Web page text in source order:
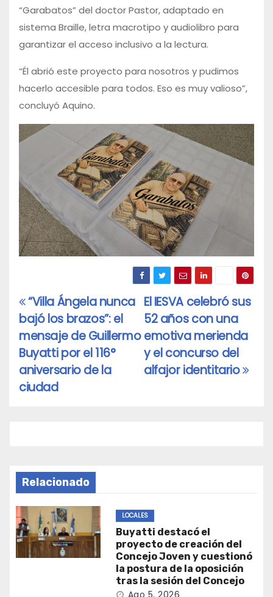
“Garabatos” del doctor Pastor, adaptado en
sistema Braille, letra macrotipo y audiolibro para
garantizar el acceso inclusivo a la lectura.
“Él abrió este proyecto para nosotros y pudimos
hacerlo accesible para todos. Eso es muy valioso”,
concluyó Aquino.
Navegación
de
entradas
El IESVA celebró sus
52 años con una
emotiva merienda
y el concurso del
alfajor identitario
“Villa Ángela nunca
bajó los brazos”: el
mensaje de Guillermo
Buyatti por el 116°
aniversario de la
ciudad
Relacionado
LOCALES
Buyatti destacó el
proyecto de creación del
Concejo Joven y cuestionó
la postura de la oposición
tras la sesión del Concejo
Ago 5, 2026